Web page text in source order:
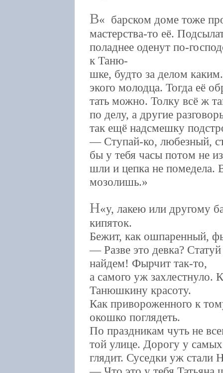
В
барском доме тоже
мастерства-то её.
поладнее оденут по-
к Таню-
шке, будто за делом
экого молодца. Тогда её
тать можно. Толку всё ж
по делу, а другие
так ещё надсмешку
— Ступай-ко, любезный,
бы у тебя часы потом не
шли и цепка не помедела.
мозолишь.
Н у, лакею или другому
кипяток.
Бежит, как ошпаренный,
— Разве это девка?
найдем! Фырчит так-то,
а самого уж захлестнуло.
Танюшкину красоту.
Как привороженного к
окошко поглядеть.
По праздникам чуть не
той улице. Дорогу у
глядит. Суседки уж стали